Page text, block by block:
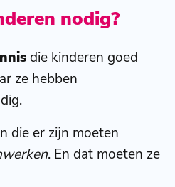
nodig?
die kinderen goed
ze hebben
die er zijn moeten
. En dat moeten ze